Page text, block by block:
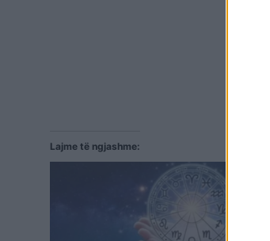
Lajme të ngjashme: